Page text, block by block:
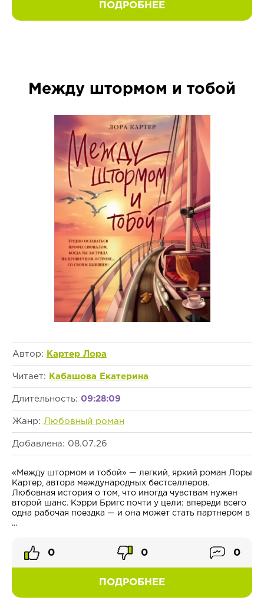
ПОДРОБНЕЕ
Между штормом и тобой
Автор: Картер Лора
Читает: Кабашова Екатерина
Длительность: 09:28:09
Жанр: Любовный роман
Добавлена: 08.07.26
«Между штормом и тобой» — легкий, яркий роман Лоры
Картер, автора международных бестселлеров.
Любовная история о том, что иногда чувствам нужен
второй шанс. Кэрри Бригс почти у цели: впереди всего
одна рабочая поездка — и она может стать партнером в
...
ПОДРОБНЕЕ
0 0 0